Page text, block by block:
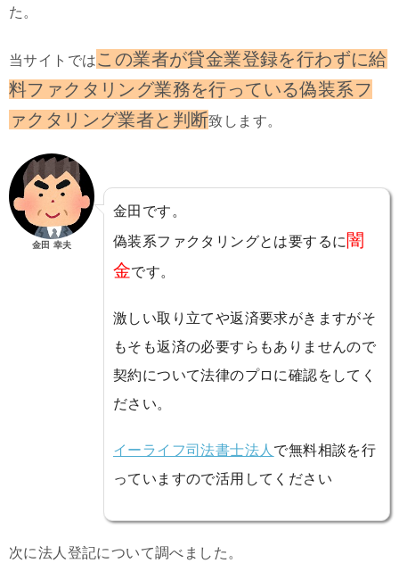
た。
当サイトではこの業者が貸金業登録を行わずに給
料ファクタリング業務を行っている偽装系フ
ァクタリング業者と判断致します。
金田 幸夫
金田です。
偽装系ファクタリングとは要するに闇
金です。
激しい取り立てや返済要求がきますがそ
もそも返済の必要すらもありませんので
契約について法律のプロに確認をしてく
ださい。
イーライフ司法書士法人 で無料相談を行
っていますので活用してください
次に法人登記について調べました。